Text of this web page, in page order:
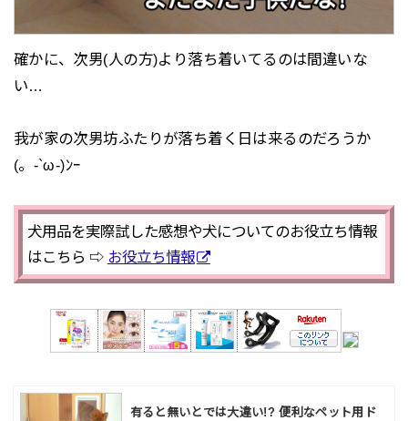
確かに、次男(人の方)より落ち着いてるのは間違いな
い…
我が家の次男坊ふたりが落ち着く日は来るのだろうか
(。-`ω-)ﾝｰ
犬用品を実際試した感想や犬についてのお役立ち情報
はこちら ⇨ お役立ち情報
有ると無いとでは大違い!? 便利なペット用ド